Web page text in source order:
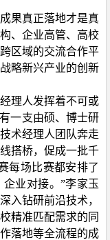
果真正落地才是真
、企业高管、高校
区域的交流合作平
略新兴产业的创新
理人发挥着不可或
一支由硕、博士研
术经理人团队奔走
搭桥，促成一批千
每场比赛都安排了
业对接。”李家玉
入钻研前沿技术，
精准匹配需求的同
落地等全流程的成